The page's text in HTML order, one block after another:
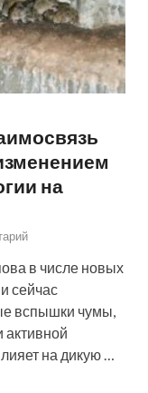
на
в числе новых
сейчас
вспышки чумы,
активной
на дикую …